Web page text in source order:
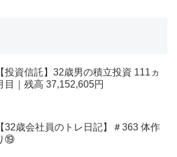
【投資信託】32歳男の積立投資 111ヵ
目｜残高 37,152,605円
【32歳会社員のトレ日記】＃363 体作
⑲